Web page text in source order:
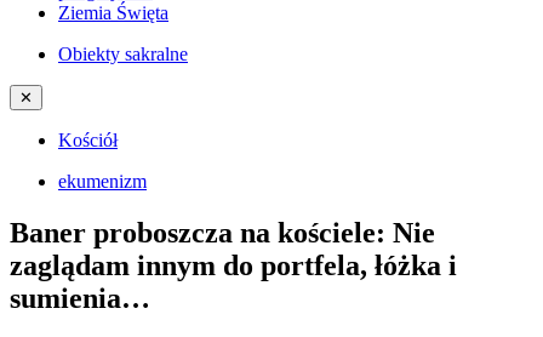
Ziemia Święta
Obiekty sakralne
✕
Kościół
ekumenizm
Baner proboszcza na kościele: Nie
zaglądam innym do portfela, łóżka i
sumienia…